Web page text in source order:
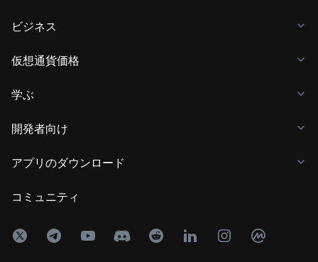
ビジネス
仮想通貨価格
学ぶ
開発者向け
アプリのダウンロード
コミュニティ